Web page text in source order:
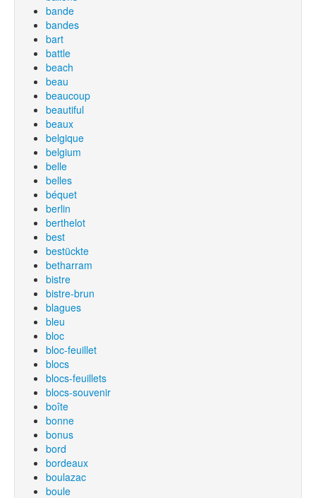
bande
bandes
bart
battle
beach
beau
beaucoup
beautiful
beaux
belgique
belgium
belle
belles
béquet
berlin
berthelot
best
bestückte
betharram
bistre
bistre-brun
blagues
bleu
bloc
bloc-feuillet
blocs
blocs-feuillets
blocs-souvenir
boîte
bonne
bonus
bord
bordeaux
boulazac
boule